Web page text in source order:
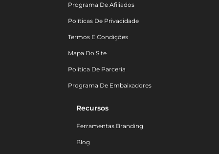
Programa De Afiliados
Políticas De Privacidade
Termos E Condições
Mapa Do Site
Política De Parceria
Programa De Embaixadores
Recursos
Ferramentas Branding
Blog